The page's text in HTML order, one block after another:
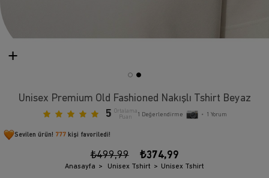
Unisex Premium Old Fashioned Nakışlı Tshirt Beyaz
5 Ortalama
Puan
1 Değerlendirme • 1 Yorum
Sevilen ürün! 777 kişi favoriledi!
₺499,99 ₺374,99
Anasayfa Unisex Tshirt Unisex Tshirt